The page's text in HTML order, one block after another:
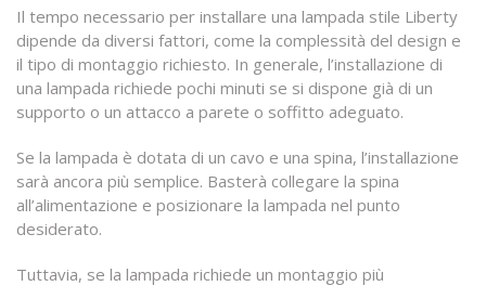
Il tempo necessario per installare una lampada stile Liberty
dipende da diversi fattori, come la complessità del design e
il tipo di montaggio richiesto. In generale, l’installazione di
una lampada richiede pochi minuti se si dispone già di un
supporto o un attacco a parete o soffitto adeguato.
Se la lampada è dotata di un cavo e una spina, l’installazione
sarà ancora più semplice. Basterà collegare la spina
all’alimentazione e posizionare la lampada nel punto
desiderato.
Tuttavia, se la lampada richiede un montaggio più